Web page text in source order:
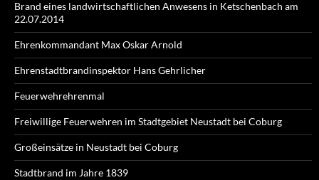
Brand eines landwirtschaftlichen Anwesens in Ketschenbach am
22.07.2014
Ehrenkommandant Max Oskar Arnold
Ehrenstadtbrandinspektor Hans Gehrlicher
Feuerwehrehrenmal
Freiwillige Feuerwehren im Stadtgebiet Neustadt bei Coburg
Großeinsätze in Neustadt bei Coburg
Stadtbrand im Jahre 1839